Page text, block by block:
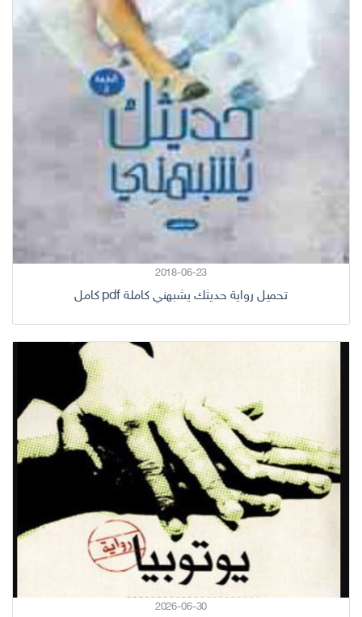
2018-06-23
تحميل رواية حديثك يشبهني كاملة pdf كامل
2026-06-30